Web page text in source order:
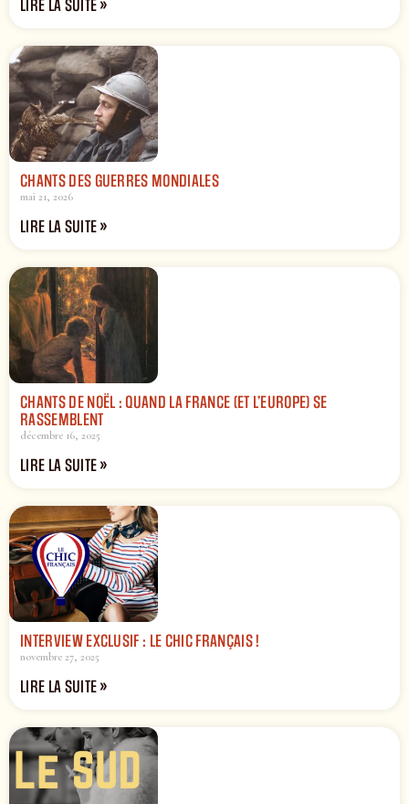
LIRE LA SUITE »
CHANTS DES GUERRES MONDIALES
mai 21, 2026
LIRE LA SUITE »
CHANTS DE NOËL : QUAND LA FRANCE (ET L’EUROPE) SE
RASSEMBLENT
décembre 16, 2025
LIRE LA SUITE »
INTERVIEW EXCLUSIF : LE CHIC FRANÇAIS !
novembre 27, 2025
LIRE LA SUITE »